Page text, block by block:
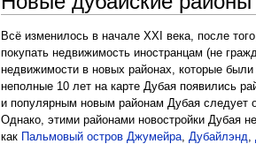
Всё изменилось в начале XXI века, после
покупать недвижимость иностранцам (не
недвижимости в новых районах, которые
неполные 10 лет на карте Дубая появились
и популярным новым районам Дубая следует
Однако, этими районами новостройки Дубая
как Пальмовый остров Джумейра, Дубайлэнд